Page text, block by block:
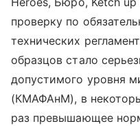
проверку по
технических
образцов стало
допустимого уровня
(КМАФАнМ), в
раз превышающее